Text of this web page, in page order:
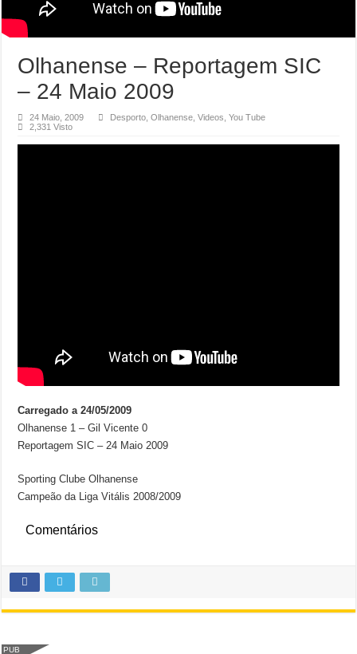
Olhanense – Reportagem SIC
– 24 Maio 2009
24 Maio, 2009 Desporto,Olhanense,Videos,You Tube
2,331 Visto
Carregado a 24/05/2009
Olhanense 1 – Gil Vicente 0
Reportagem SIC – 24 Maio 2009
Sporting Clube Olhanense
Campeão da Liga Vitális 2008/2009
Comentários
PUB